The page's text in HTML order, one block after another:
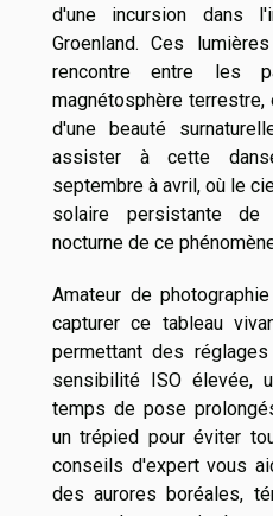
d'une incursion dans
Groenland. Ces
rencontre entre les
magnétosphère
d'une beauté
assister à cette
septembre à avril, où le
solaire persistante
nocturne de ce
Amateur de
capturer ce tableau
permettant des
sensibilité ISO élevée,
temps de pose
un trépied pour éviter
conseils d'expert vous
des aurores boréales,